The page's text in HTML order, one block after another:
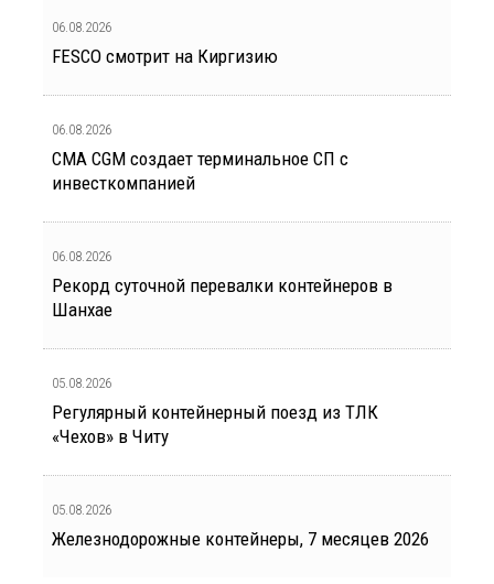
06.08.2026
FESCO смотрит на Киргизию
06.08.2026
CMA CGM создает терминальное СП с
инвесткомпанией
06.08.2026
Рекорд суточной перевалки контейнеров в
Шанхае
05.08.2026
Регулярный контейнерный поезд из ТЛК
«Чехов» в Читу
05.08.2026
Железнодорожные контейнеры, 7 месяцев 2026